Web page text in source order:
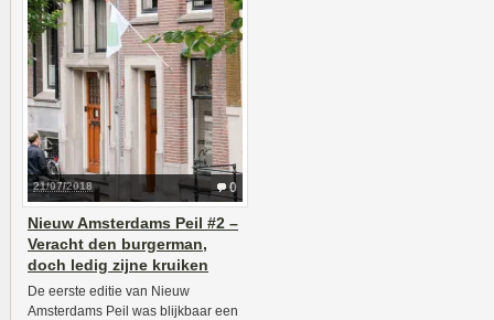
0
21/07/2018
Nieuw Amsterdams Peil #2 –
Veracht den burgerman,
doch ledig zijne kruiken
De eerste editie van Nieuw
Amsterdams Peil was blijkbaar een